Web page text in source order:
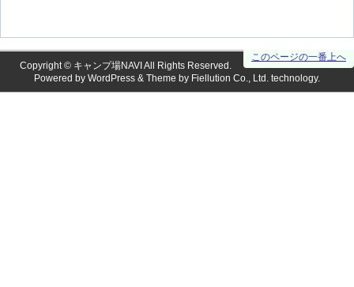
このページの一番上へ
Copyright © キャンプ場NAVI All Rights Reserved.
Powered by WordPress & Theme by Fiellution Co., Ltd. technology.